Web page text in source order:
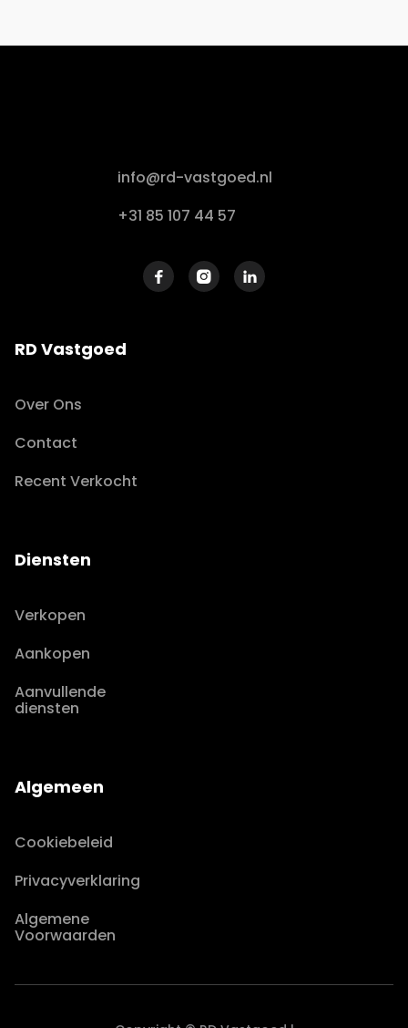
info@rd-vastgoed.nl
+31 85 107 44 57
  
RD Vastgoed
Over Ons
Contact
Recent Verkocht
Diensten
Verkopen
Aankopen
Aanvullende
diensten
Algemeen
Cookiebeleid
Privacyverklaring
Algemene
Voorwaarden